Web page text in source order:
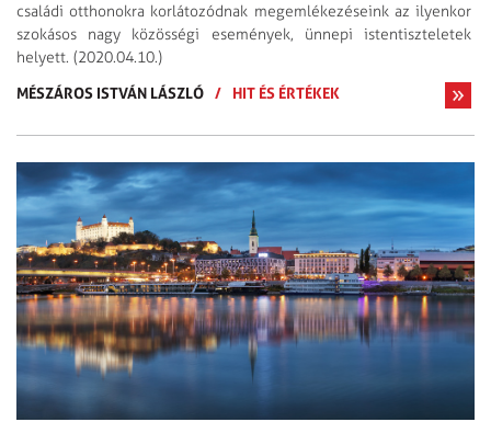
családi otthonokra korlátozódnak megemlékezéseink az ilyenkor
szokásos nagy közösségi események, ünnepi istentiszteletek
helyett. (2020.04.10.)
MÉSZÁROS ISTVÁN LÁSZLÓ / HIT ÉS ÉRTÉKEK